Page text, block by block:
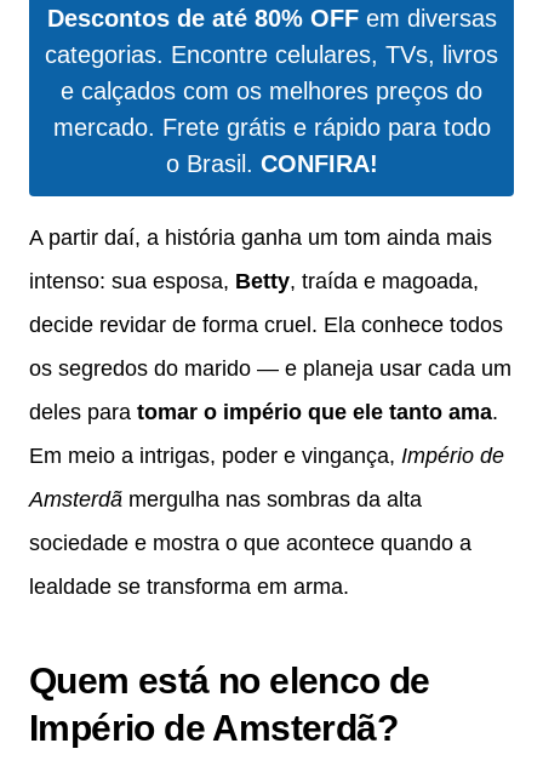
Descontos de até 80% OFFem diversas
categorias. Encontre celulares, TVs, livros
e calçados com os melhores preços do
mercado. Frete grátis e rápido para todo
o Brasil. CONFIRA!
A partir daí, a história ganha um tom ainda mais
intenso: sua esposa, Betty, traída e magoada,
decide revidar de forma cruel. Ela conhece todos
os segredos do marido — e planeja usar cada um
deles para tomar o império que ele tanto ama.
Em meio a intrigas, poder e vingança, Império de
Amsterdã mergulha nas sombras da alta
sociedade e mostra o que acontece quando a
lealdade se transforma em arma.
Quem está no elenco de
Império de Amsterdã?